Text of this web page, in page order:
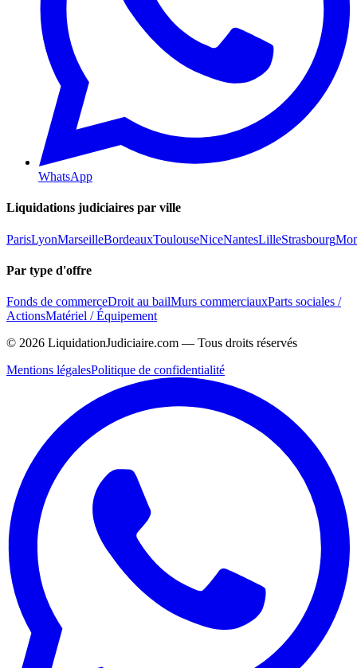
WhatsApp
Liquidations judiciaires par ville
ParisLyonMarseilleBordeauxToulouseNiceNantesLilleStrasbourg
Par type d'offre
Fonds de commerceDroit au bailMurs commerciauxParts sociales /
ActionsMatériel / Équipement
© 2026 LiquidationJudiciaire.com — Tous droits réservés
Mentions légalesPolitique de confidentialité